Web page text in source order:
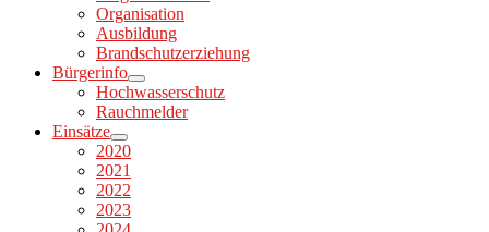
Organisation
Ausbildung
Brandschutzerziehung
Bürgerinfo
Hochwasserschutz
Rauchmelder
Einsätze
2020
2021
2022
2023